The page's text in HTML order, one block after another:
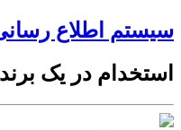
سیستم اطلاع
استخدام در یک